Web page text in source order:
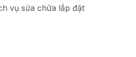
vụ sửa chữa lắp đặt